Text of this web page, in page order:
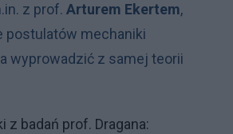
z prof. Arturem Ekertem,
postulatów mechaniki
wyprowadzić z samej teorii
z badań prof. Dragana: